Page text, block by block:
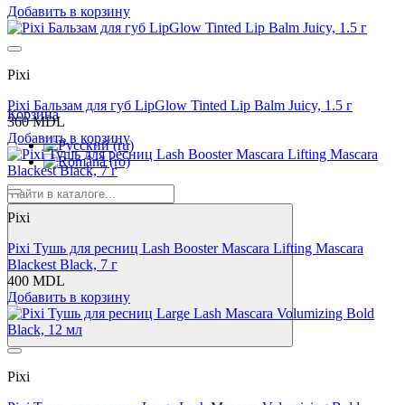
Корзина
Добавить в корзину
Pixi
Pixi Бальзам для губ LipGlow Tinted Lip Balm Juicy, 1.5 г
360 MDL
Добавить в корзину
Pixi
Pixi Тушь для ресниц Lash Booster Mascara Lifting Mascara
Blackest Black, 7 г
400 MDL
Добавить в корзину
Pixi